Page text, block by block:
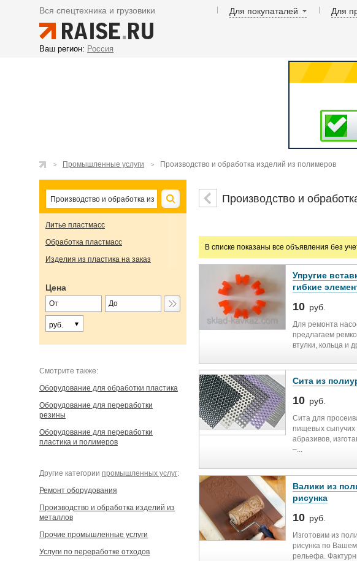
Вся спецтехника и грузовики Для покупаталей Для
Ваш регион: Россия
Промышленные услуги Производство и обработка изделий из полимеров
Литье пластмасс
Обработка пластмасс
Изделия из пластика на заказ
Цена
руб.
Cмотрите также:
Оборудование для обработки пластика
Оборудование для переработки
резины
Оборудование для переработки
пластика и полимеров
Другие категории промышленных услуг:
Ремонт оборудования
Производство и обработка изделий из
металлов
Прочие промышленные услуги
Услуги по переработке отходов
Производство и
В списке показаны все объявления без
Упругие
гибкие
10 руб.
Для ремонта
предлагаем
втулки, кольца и
Сита из
10 руб.
Сита для
пищевых сыпучих
абразивов,
–...
Валики из
рисунка
10 руб.
Изготовим из
рисунка по
рельефа.